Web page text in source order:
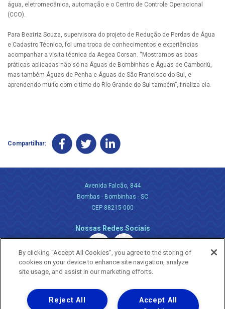
água, eletromecânica, automação e o Centro de Controle Operacional
(CCO).
Para Beatriz Souza, supervisora do projeto de Redução de Perdas de Água
e Cadastro Técnico, foi uma troca de conhecimentos e experiências
acompanhar a visita técnica da Aegea Corsan. “Mostramos as boas
práticas aplicadas não só na Águas de Bombinhas e Águas de Camboriú,
mas também Águas de Penha e Águas de São Francisco do Sul, e
aprendendo muito com o time do Rio Grande do Sul também”, finaliza ela.
Compartilhar:
Avenida Falcão, 844
Bombas - Bombinhas - SC
CEP 88215-000
Nossas Redes Sociais
Uma empresa
By clicking “Accept All Cookies”, you agree to the storing of
cookies on your device to enhance site navigation, analyze
site usage, and assist in our marketing efforts.
Accept All
Reject All